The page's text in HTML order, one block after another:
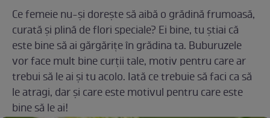
Ce femeie nu-și dorește să aibă o grădină frumoasă,
curată și plină de flori speciale? Ei bine, tu știai că
este bine să ai gărgărițe în grădina ta. Buburuzele
vor face mult bine curții tale, motiv pentru care ar
trebui să le ai și tu acolo. Iată ce trebuie să faci ca să
le atragi, dar și care este motivul pentru care este
bine să le ai!